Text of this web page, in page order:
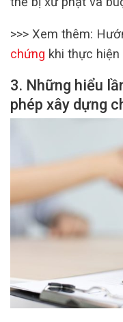
>>> Xem thêm:
chứng khi thực
3. Những hiểu
phép xây dựng